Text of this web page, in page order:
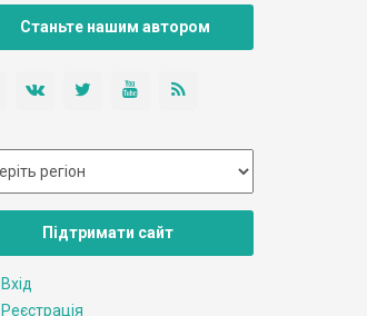
Станьте нашим автором
Підтримати сайт
Вхід
Реєстрація